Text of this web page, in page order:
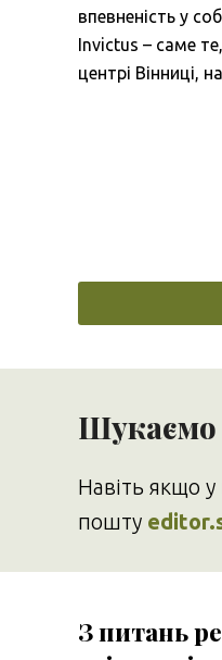
впевненість у
Invictus – саме
центрі Вінниці,
Шукаємо
Навіть якщо
пошту
З питань